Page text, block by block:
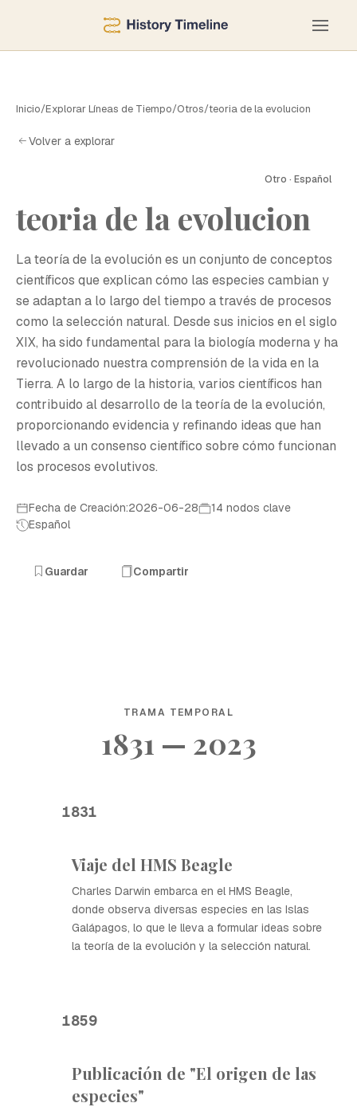
Inicio/Explorar Líneas de Tiempo/Otros/teoria de la evolucion
Volver a explorar
Otro · Español
teoria de la evolucion
La teoría de la evolución es un conjunto de conceptos
científicos que explican cómo las especies cambian y
se adaptan a lo largo del tiempo a través de procesos
como la selección natural. Desde sus inicios en el siglo
XIX, ha sido fundamental para la biología moderna y ha
revolucionado nuestra comprensión de la vida en la
Tierra. A lo largo de la historia, varios científicos han
contribuido al desarrollo de la teoría de la evolución,
proporcionando evidencia y refinando ideas que han
llevado a un consenso científico sobre cómo funcionan
los procesos evolutivos.
Fecha de Creación:2026-06-28
14 nodos clave
Español
Guardar Compartir
TRAMA TEMPORAL
1831 — 2023
1831
Viaje del HMS Beagle
Charles Darwin embarca en el HMS Beagle,
donde observa diversas especies en las Islas
Galápagos, lo que le lleva a formular ideas sobre
la teoría de la evolución y la selección natural.
1859
Publicación de "El origen de las
especies"